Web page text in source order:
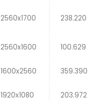
2560x1700 238.220
2560x1600 100.629
1600x2560
359.390
1920x1080 203.972